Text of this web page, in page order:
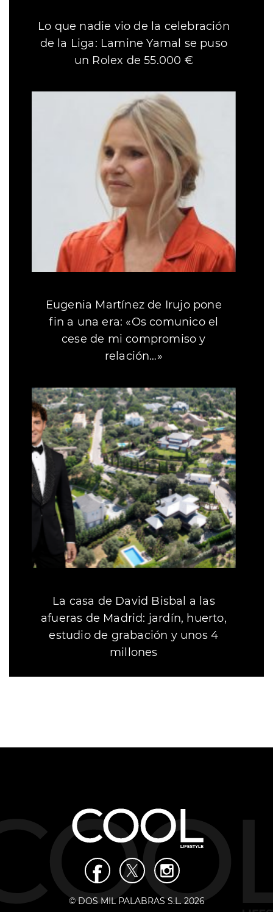
Lo que nadie vio de la celebración
de la Liga: Lamine Yamal se puso
un Rolex de 55.000 €
Eugenia Martínez de Irujo pone
fin a una era: «Os comunico el
cese de mi compromiso y
relación…»
La casa de David Bisbal a las
afueras de Madrid: jardín, huerto,
estudio de grabación y unos 4
millones
© DOS MIL PALABRAS S.L. 2026